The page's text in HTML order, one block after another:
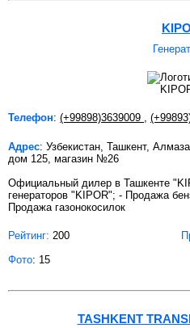
Телефон: (+99898)3639009
Адрес: Узбекистан, Ташкент,
дом 125, магазин №26
Официальный дилер в Ташкенте
генераторов "KIPOR"; - Продажа
Продажа газонокосилок
Рейтинг: 200
Фото: 15
TASHKENT